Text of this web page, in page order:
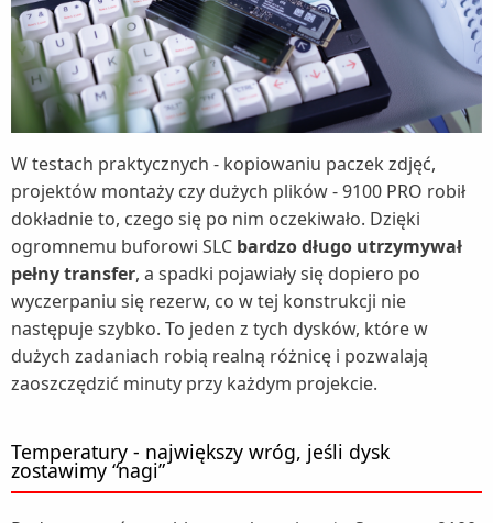
W testach praktycznych - kopiowaniu paczek zdjęć,
projektów montaży czy dużych plików - 9100 PRO robił
dokładnie to, czego się po nim oczekiwało. Dzięki
ogromnemu buforowi SLC bardzo długo utrzymywał
pełny transfer, a spadki pojawiały się dopiero po
wyczerpaniu się rezerw, co w tej konstrukcji nie
następuje szybko. To jeden z tych dysków, które w
dużych zadaniach robią realną różnicę i pozwalają
zaoszczędzić minuty przy każdym projekcie.
Temperatury - największy wróg, jeśli dysk
zostawimy “nagi”